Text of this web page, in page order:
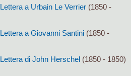
Lettera a Urbain Le Verrier (1850 -
Lettera a Giovanni Santini (1850 -
Lettera di John Herschel (1850 - 1850)